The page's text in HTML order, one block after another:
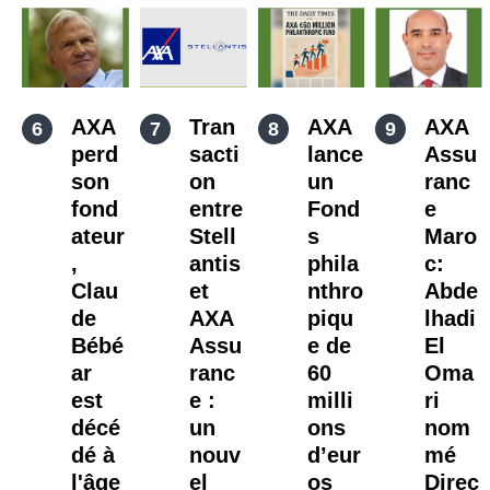
AXA
perd
son
fond
ateur
,
Clau
de
Bébé
ar
est
décé
dé à
l'âge
Tran
sacti
on
entre
Stell
antis
et
AXA
Assu
ranc
e :
un
nouv
el
AXA
lance
un
Fond
s
phila
nthro
piqu
e de
60
milli
ons
d’eur
os
AXA
Assu
ranc
e
Maro
c:
Abde
lhadi
El
Oma
ri
nom
mé
Direc